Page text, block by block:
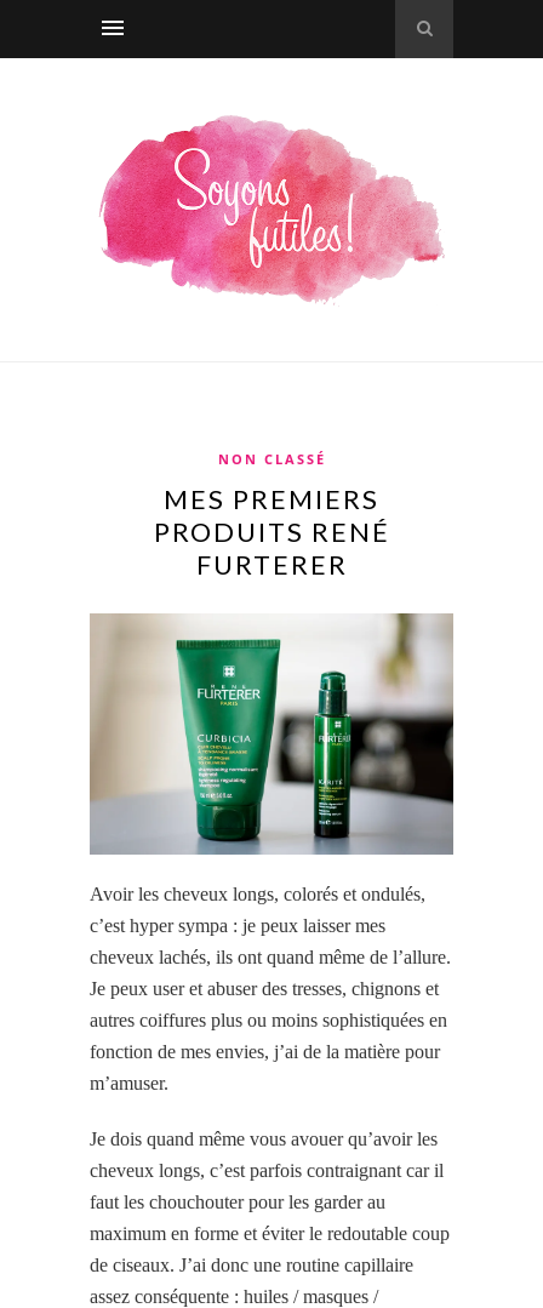
NON CLASSÉ
MES PREMIERS
PRODUITS RENÉ
FURTERER
Avoir les cheveux longs, colorés et ondulés,
c’est hyper sympa : je peux laisser mes
cheveux lachés, ils ont quand même de l’allure.
Je peux user et abuser des tresses, chignons et
autres coiffures plus ou moins sophistiquées en
fonction de mes envies, j’ai de la matière pour
m’amuser.
Je dois quand même vous avouer qu’avoir les
cheveux longs, c’est parfois contraignant car il
faut les chouchouter pour les garder au
maximum en forme et éviter le redoutable coup
de ciseaux. J’ai donc une routine capillaire
assez conséquente : huiles / masques /